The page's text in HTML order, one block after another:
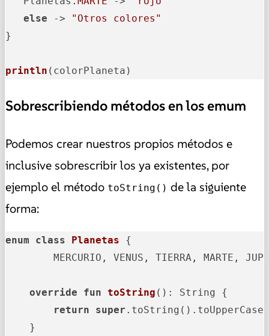
else ->
"Otros colores"
}
println (colorPlaneta)
Sobrescribiendo métodos en los emum
Podemos crear nuestros propios métodos e
inclusive sobrescribir los ya existentes, por
ejemplo el método toString() de la siguiente
forma:
enum class Planetas {
override fun toString () : String {
return
super
    }